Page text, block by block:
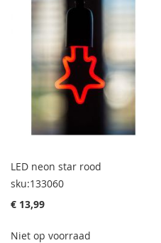
LED neon star rood
sku:133060
€ 13,99
Niet op voorraad